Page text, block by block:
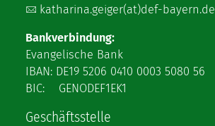
katharina.geiger(at)def-bayern.de
Bankverbindung:
Evangelische Bank
IBAN: DE19 5206 0410 0003 5080 56
BIC: GENODEF1EK1
Geschäftsstelle